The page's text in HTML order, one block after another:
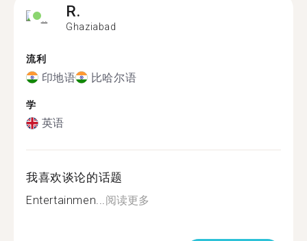
R.
Ghaziabad
流利
印地语 比哈尔语
学
英语
我喜欢谈论的话题
Entertainmen...阅读更多